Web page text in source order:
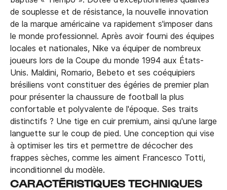
de souplesse et de résistance, la nouvelle innovation
de la marque américaine va rapidement s'imposer dans
le monde professionnel. Après avoir fourni des équipes
locales et nationales, Nike va équiper de nombreux
joueurs lors de la Coupe du monde 1994 aux États-
Unis. Maldini, Romario, Bebeto et ses coéquipiers
brésiliens vont constituer des égéries de premier plan
pour présenter la chaussure de football la plus
confortable et polyvalente de l'époque. Ses traits
distinctifs ? Une tige en cuir premium, ainsi qu'une large
languette sur le coup de pied. Une conception qui vise
à optimiser les tirs et permettre de décocher des
frappes sèches, comme les aiment Francesco Totti,
inconditionnel du modèle.
CARACTÉRISTIQUES TECHNIQUES